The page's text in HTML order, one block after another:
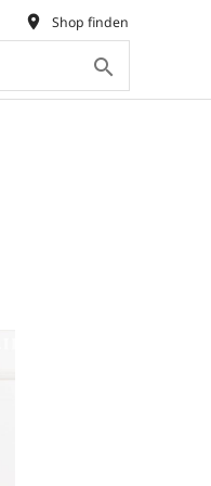
search
place Shop finden